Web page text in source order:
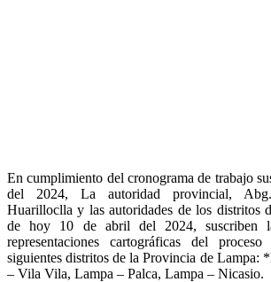
En cumplimiento del cronograma de trabajo
del 2024, La autoridad provincial,
Huarilloclla y las autoridades de los distritos
de hoy 10 de abril del 2024, suscriben
representaciones cartográficas del
siguientes distritos de la Provincia de Lampa:
– Vila Vila, Lampa – Palca, Lampa – Nicasio.